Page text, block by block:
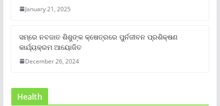
January 21, 2025
ସମ୍‌ରେ ନବଜାତ ଶିଶୁଙ୍କ କ୍ଷେତ୍ରରେ ପୁର୍ନଜୀବନ ପ୍ରଶିକ୍ଷଣ
କାର୍ଯ୍ୟକ୍ରମ ଆୟୋଜିତ
December 26, 2024
Health